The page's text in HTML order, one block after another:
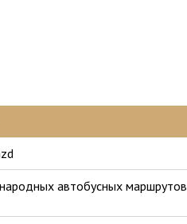
автобусных маршрутов